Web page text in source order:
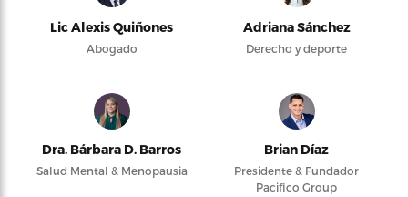
Lic Alexis Quiñones
Abogado
Adriana Sánchez
Derecho y deporte
Dra. Bárbara D. Barros
Salud Mental & Menopausia
Brian Díaz
Presidente & Fundador
Pacifico Group